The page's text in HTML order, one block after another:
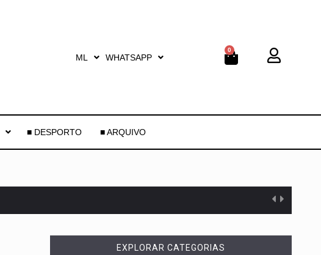
ML WHATSAPP
0
■ DESPORTO ■ ARQUIVO
EXPLORAR CATEGORIAS